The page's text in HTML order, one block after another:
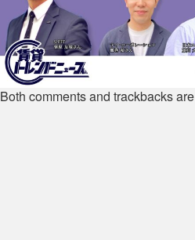
Both comments and trackbacks